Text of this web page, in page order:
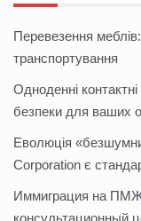
Перевезення
транспортування
Одноденні
безпеки для ваших
Еволюція
Corporation є
Иммиграция на